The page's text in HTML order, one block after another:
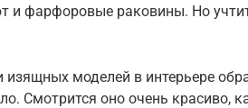
и фарфоровые раковины. Но
изящных моделей в интерьере
Смотрится оно очень красиво,